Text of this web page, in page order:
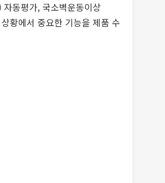
동평가, 국소벽운동이상
황에서 중요한 기능을 제품 수